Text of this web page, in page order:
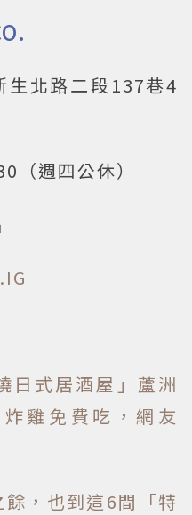
生北路二段137巷4
（週四公休）
日式居酒屋」蘆洲
雞免費吃，網友
，也到這6間「特